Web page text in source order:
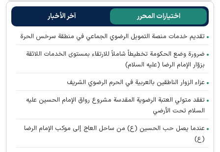
اختيارات المحرر آخر الأخبار
تقديم خدمات منصة التمويل الرضوي الجماعي في منطقة سرخس الحرة
ضرورة وضع الحكومة تخطيطاً شاملاً للارتقاء بمستوى الخدمات اللائقة
بزوّار الإمام الرضا (عليه السلام)
عزاء الزوار الناطقين بالعربية في الحرم الرضوي الشریف
تفقد متولي العتبة الرضوية المقدسة مشروع رواق الإمام الحسين عليه
السلام تحت الأرضي
عندما يصل حب الحسين (ع) من ساحل العاج إلى موكب الإمام الرضا
(ع)